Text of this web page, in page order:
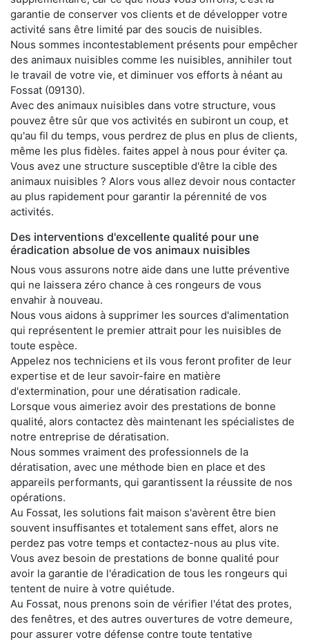
garantie de conserver vos clients et de développer votre
activité sans être limité par des soucis de nuisibles.
Nous sommes incontestablement présents pour empêcher
des animaux nuisibles comme les nuisibles, annihiler tout
le travail de votre vie, et diminuer vos efforts à néant au
Fossat (09130).
Avec des animaux nuisibles dans votre structure, vous
pouvez être sûr que vos activités en subiront un coup, et
qu'au fil du temps, vous perdrez de plus en plus de clients,
même les plus fidèles. faites appel à nous pour éviter ça.
Vous avez une structure susceptible d'être la cible des
animaux nuisibles ? Alors vous allez devoir nous contacter
au plus rapidement pour garantir la pérennité de vos
activités.
Des interventions d'excellente qualité pour une
éradication absolue de vos animaux nuisibles
Nous vous assurons notre aide dans une lutte préventive
qui ne laissera zéro chance à ces rongeurs de vous
envahir à nouveau.
Nous vous aidons à supprimer les sources d'alimentation
qui représentent le premier attrait pour les nuisibles de
toute espèce.
Appelez nos techniciens et ils vous feront profiter de leur
expertise et de leur savoir-faire en matière
d'extermination, pour une dératisation radicale.
Lorsque vous aimeriez avoir des prestations de bonne
qualité, alors contactez dès maintenant les spécialistes de
notre entreprise de dératisation.
Nous sommes vraiment des professionnels de la
dératisation, avec une méthode bien en place et des
appareils performants, qui garantissent la réussite de nos
opérations.
Au Fossat, les solutions fait maison s'avèrent être bien
souvent insuffisantes et totalement sans effet, alors ne
perdez pas votre temps et contactez-nous au plus vite.
Vous avez besoin de prestations de bonne qualité pour
avoir la garantie de l'éradication de tous les rongeurs qui
tentent de nuire à votre quiétude.
Au Fossat, nous prenons soin de vérifier l'état des protes,
des fenêtres, et des autres ouvertures de votre demeure,
pour assurer votre défense contre toute tentative